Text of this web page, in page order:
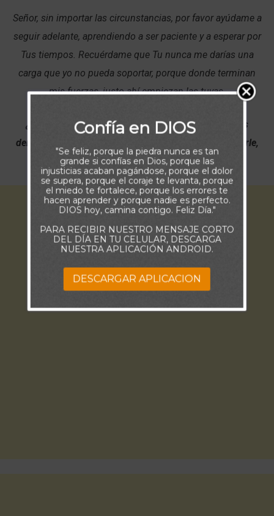
Señor, sin importar las circunstancias, por favor ayúdame a
seguir adelante, aprendiendo a ser paciente y a esperar por
Tus tiempos. Recuérdame que Tu nunca me darías una
carga que yo no pueda soportar, porque donde terminan
mis fuerzas, justo ahí empiezan las tuyas.
¿Por qué te abates, oh alma mía, Y por qué te turbas
dentro de mí? Espera en Dios; porque aún he de alabarle,
Salvación mía y Dios mío. (Salmos 42:11)
Confía en DIOS
"Se feliz, porque la piedra nunca es tan
grande si confías en Dios, porque las
injusticias acaban pagándose, porque el dolor
se supera, porque el coraje te levanta, porque
el miedo te fortalece, porque los errores te
hacen aprender y porque nadie es perfecto.
DIOS hoy, camina contigo. Feliz Día."
PARA RECIBIR NUESTRO MENSAJE CORTO
DEL DÍA EN TU CELULAR, DESCARGA
NUESTRA APLICACIÓN ANDROID.
DESCARGAR APLICACION